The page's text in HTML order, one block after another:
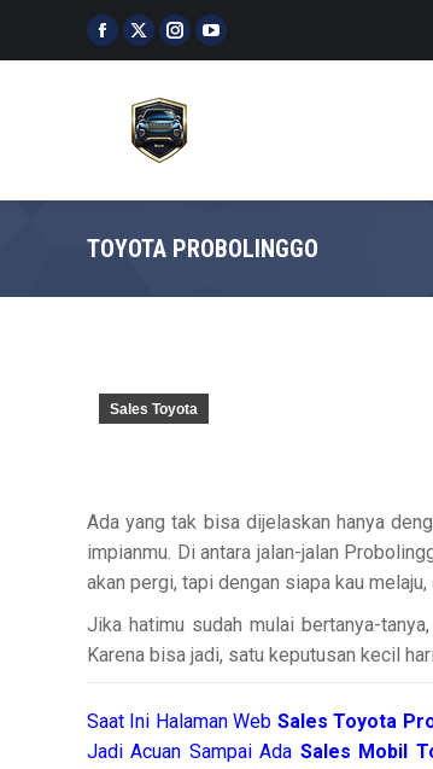
Facebook
opens
window
X
opens
in
new
window
Instagram
opens
in
window
YouTube
window
TOYOTA PROBOLINGGO
Sales Toyota
Ada yang tak bisa dijelaskan hanya
impianmu. Di antara jalan-jalan
akan pergi, tapi dengan siapa kau
Jika hatimu sudah mulai bertanya-
Karena bisa jadi, satu keputusan kecil
Saat Ini Halaman Web Sales Toyota
Jadi Acuan Sampai Ada Sales Mobil